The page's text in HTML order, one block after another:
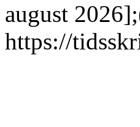
august
https://